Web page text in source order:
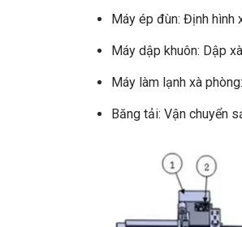
Máy ép đùn: Định hình
Máy dập khuôn: Dập
Máy làm lạnh xà
Băng tải: Vận chuyển